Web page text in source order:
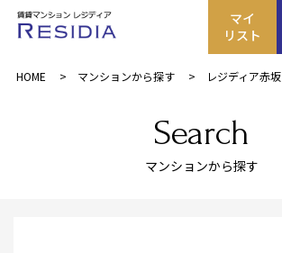
マイ
リスト
HOME マンションから探す レジディア赤坂
Search
マンションから探す